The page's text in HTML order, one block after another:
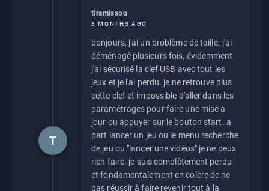
tiramissou
3 MONTHS AGO
bonjours, j'ai un problème de taille. j'ai
déménagé plusieurs fois, évidemment
j'ai sécurisé la clef USB avec tout les
jeux et je l'ai perdu. je ne retrouve plus
cette clef et impossible d'aller dans les
paramétrages pour faire une mise a
jour ou appuyer sur le bouton start. a
part lancer un jeu ou le menu recherche
de jeu ou "lancer une vidéos" je ne peux
rien faire. je suis complètement perdu
et fondamentalement en colère de ne
pas réussir à faire revenir tout à la
T